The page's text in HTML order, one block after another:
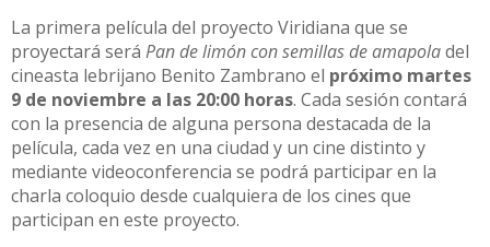
La primera película del proyecto Viridiana que se
proyectará será Pan de limón con semillas de amapoladel
cineasta lebrijano Benito Zambrano el próximo martes
9 de noviembre a las 20:00 horas. Cada sesión contará
con la presencia de alguna persona destacada de la
película, cada vez en una ciudad y un cine distinto y
mediante videoconferencia se podrá participar en la
charla coloquio desde cualquiera de los cines que
participan en este proyecto.